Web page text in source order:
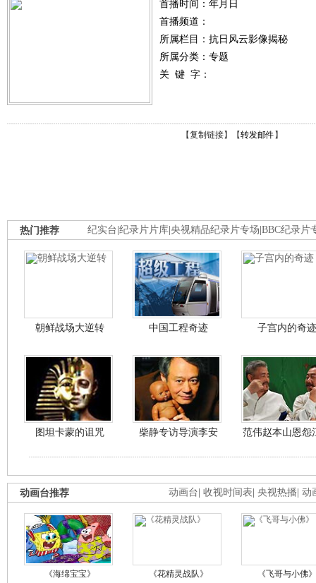
首播时间：年月日
首播频道：
所属栏目： 抗日风云影像揭秘
所属分类：专题
关 键 字：
【复制链接】【转发邮件 】
纪实台 纪录片片库 央视精品纪录片专场 BBC纪录片
热门推荐
朝鲜战场大逆转 中国工程奇迹 子宫内的奇迹
图坦卡蒙的诅咒 柴静专访导演李安 范伟赵本山恩怨
动画台 收视时间表 央视热播 动
动画台推荐
《海绵宝宝》 《花精灵战队》 《飞哥与小佛》